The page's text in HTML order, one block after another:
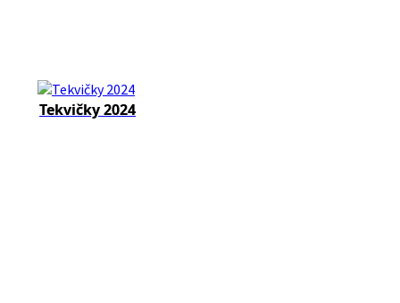
Tekvičky 2024